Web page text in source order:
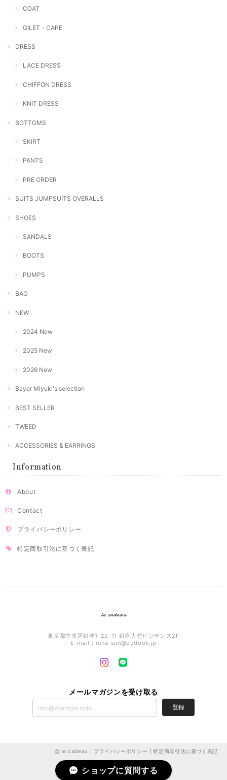
COAT
GILET・CAPE
DRESS
LACE DRESS
CHIFFON DRESS
KNIT DRESS
BOTTOMS
SKIRT
PANTS
PRE ORDER
SUITS JUMPSUITS OVERALLS
SHOES
SANDALS
BOOTS
PUMPS
BAG
NEW
2024 New
2025 New
2026 New
Bayer Miyuki's selection
BEST SELLER
TWEED
ACCESSORIES & EARRINGS
Information
About
Contact
プライバシーポリシー
特定商取引法に基づく表記
le cadeau
東京都中央区銀座1-22-11 銀座大竹ビジデンス2F
E-mail： runa_sun@outlook.jp
メールマガジンを受け取る
登録
le cadeau | プライバシーポリシー |特定商取引法に基づく表記
ショップに質問する